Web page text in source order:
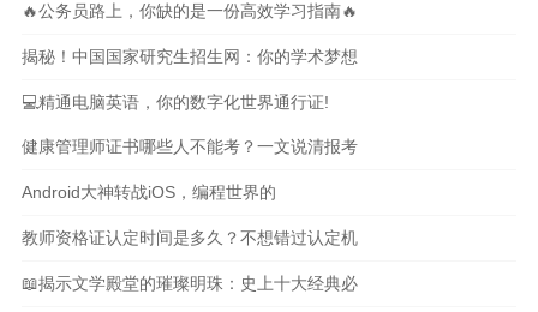
🔥公务员路上，你缺的是一份高效学习指南🔥
揭秘！中国国家研究生招生网：你的学术梦想
💻精通电脑英语，你的数字化世界通行证!
健康管理师证书哪些人不能考？一文说清报考
Android大神转战iOS，编程世界的
教师资格证认定时间是多久？不想错过认定机
📖揭示文学殿堂的璀璨明珠：史上十大经典必